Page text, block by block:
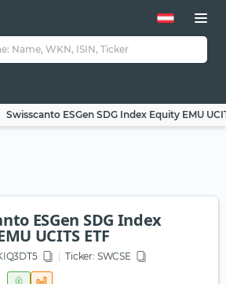
Swisscanto ESGen SDG Index Equity EMU
ESGen SDG Index
UCITS ETF
Ticker: SWCSE